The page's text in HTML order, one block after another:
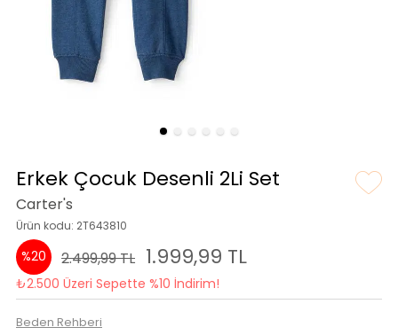
Erkek Çocuk Desenli 2Li Set
Carter's
Ürün kodu: 2T643810
%20 2.499,99 TL 1.999,99 TL
₺2.500 Üzeri Sepette %10 İndirim!
Beden Rehberi